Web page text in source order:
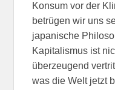
Konsum vor der
betrügen wir uns
japanische
Kapitalismus ist
überzeugend
was die Welt jetzt